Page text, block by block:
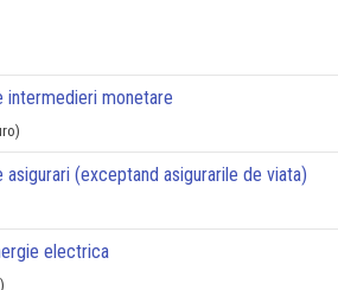
intermedieri monetare
(exceptand asigurarile de viata)
electrica